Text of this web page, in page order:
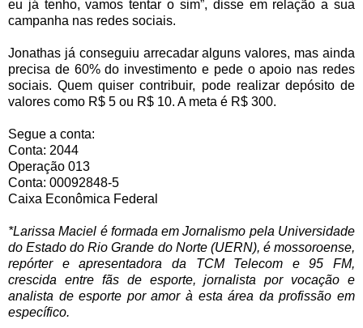
eu já tenho, vamos tentar o sim”, disse em relação a sua
campanha nas redes sociais.
Jonathas já conseguiu arrecadar alguns valores, mas ainda
precisa de 60% do investimento e pede o apoio nas redes
sociais. Quem quiser contribuir, pode realizar depósito de
valores como R$ 5 ou R$ 10. A meta é R$ 300.
Segue a conta:
Conta: 2044
Operação 013
Conta: 00092848-5
Caixa Econômica Federal
*Larissa Maciel é formada em Jornalismo pela Universidade
do Estado do Rio Grande do Norte (UERN), é mossoroense,
repórter e apresentadora da TCM Telecom e 95 FM,
crescida entre fãs de esporte, jornalista por vocação e
analista de esporte por amor à esta área da profissão em
específico.